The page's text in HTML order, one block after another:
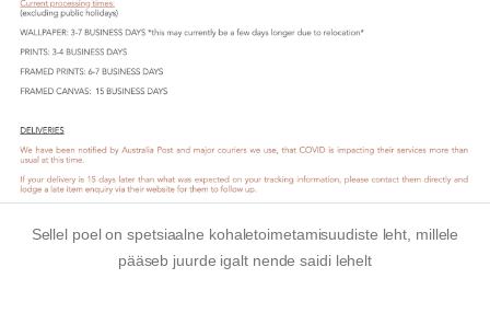
Sellel poel on spetsiaalne kohaletoimetamisuudiste leht, millele
pääseb juurde igalt nende saidi lehelt